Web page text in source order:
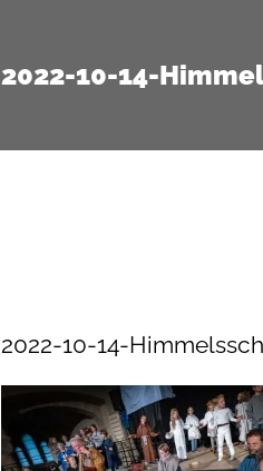
2022-10-14-
2022-10-14-